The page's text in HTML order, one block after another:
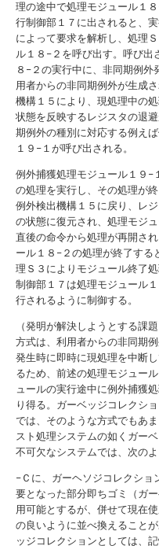
理の途中で処理モジュール１
行制御部１７に出されると、
によって要求を解析し、処理
ル１８−２を呼び出す。呼び出
８−２の実行中に、非同期例外
用者からの非同期例外が生成
機構１５により、現処理中の
状態を反映するレジスタの退
期例外の種別に対応する例え
１９−１が呼び出される。
例外捕獲処理モジュール１９−
の処理を実行し、その処理が
例外検出機構１５に戻り、レ
の状態に復元され、処理モジ
直後の命令から処理が再開さ
ール１８−２の処理が終了する
理Ｓ３によりモジュール終了
制御部１７は処理モジュール
行されるように制御する。
（発明が解決しようとする課
方式は、利用者からの非同期
発生時に即時に現処理を中断
るため、前述の処理モジュー
ュールの実行途中に例外捕獲
り得る。ガーベッジコレクシ
では、そのような方式でもあ
スト処理システムの如くガー
不可欠なシステムでは、次のよ
−Ｃに、ガーヘソジコレクショ
要となった部分即ちゴミ（ガ
用可能とするが、併せて現在
の良いように並べ換えること
ッジコレクションとしては、